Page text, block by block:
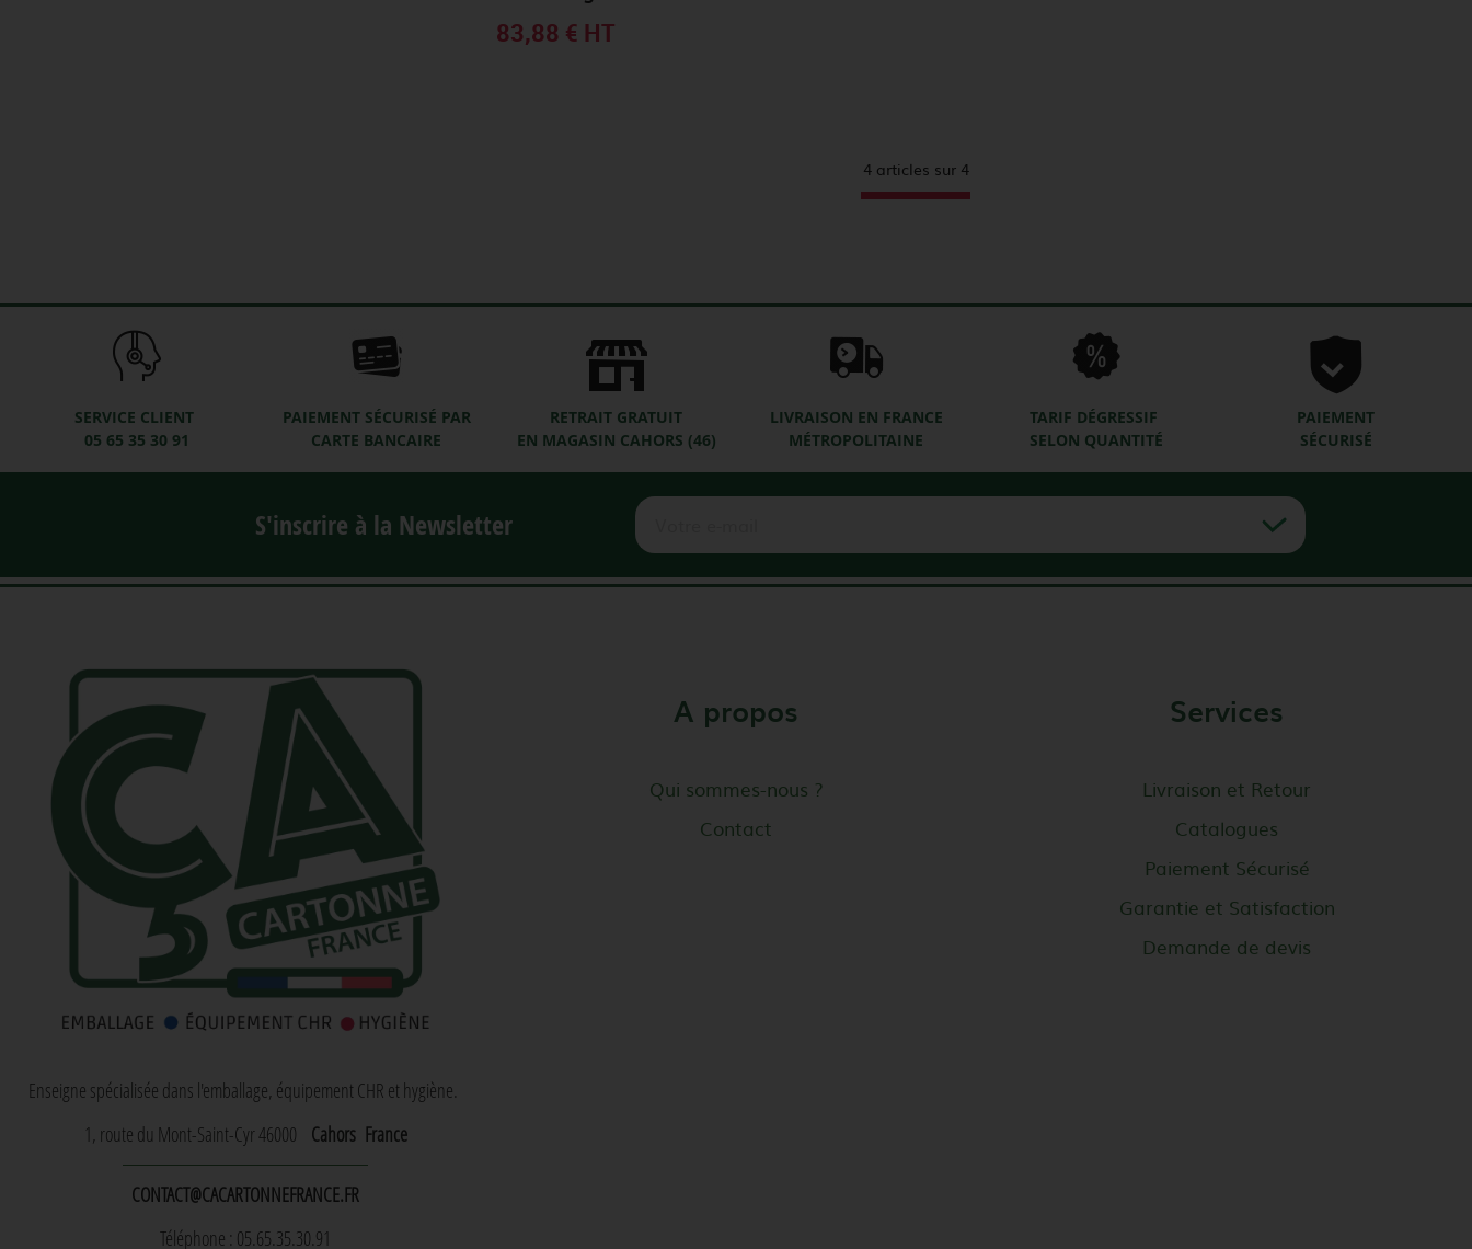
83,88 € HT
4 articles sur 4
SERVICE CLIENT
05 65 35 30 91
PAIEMENT SÉCURISÉ PAR
CARTE BANCAIRE
RETRAIT GRATUIT
EN MAGASIN CAHORS (46)
LIVRAISON EN FRANCE
MÉTROPOLITAINE
TARIF DÉGRESSIF
SELON QUANTITÉ
PAIEMENT
SÉCURISÉ
S'inscrire à la Newsletter
Enseigne spécialisée dans l'emballage, équipement CHR et hygiène.
1, route du Mont-Saint-Cyr 46000 Cahors France
CONTACT@CACARTONNEFRANCE.FR
Téléphone : 05.65.35.30.91
A propos
Qui sommes-nous ?
Contact
Services
Livraison et Retour
Catalogues
Paiement Sécurisé
Garantie et Satisfaction
Demande de devis